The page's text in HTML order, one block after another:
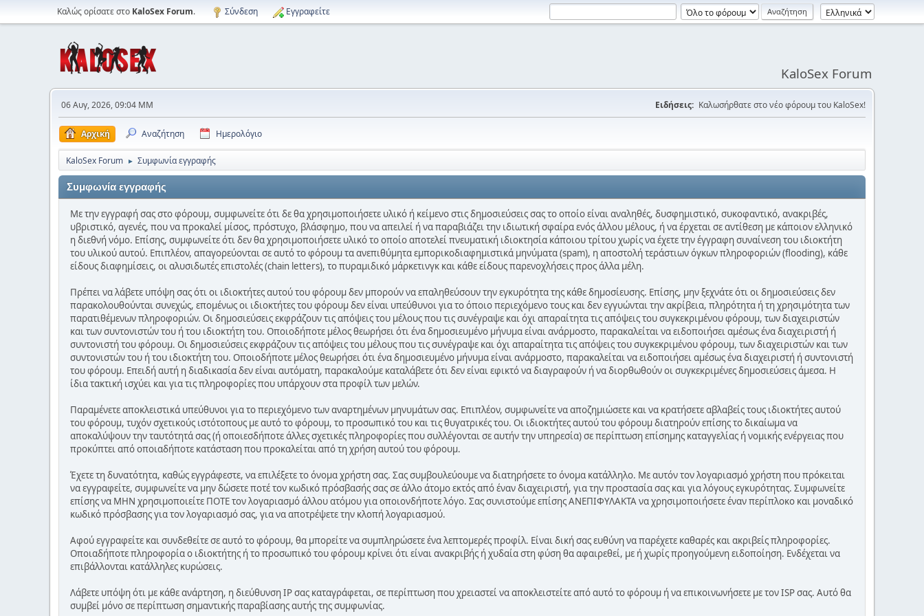
Καλώς ορίσατε στο KaloSex Forum. Σύνδεση Εγγραφείτε
KaloSex Forum
06 Αυγ, 2026, 09:04 ΜΜ Ειδήσεις: Καλωσήρθατε στο νέο φόρουμ του KaloSex!
Αρχική Αναζήτηση Ημερολόγιο
KaloSex Forum ► Συμφωνία εγγραφής
Συμφωνία εγγραφής
Με την εγγραφή σας στο φόρουμ, συμφωνείτε ότι δε θα χρησιμοποιήσετε υλικό ή κείμενο στις δημοσιεύσεις σας το οποίο είναι αναληθές, δυσφημιστικό, συκοφαντικό, ανακριβές,
υβριστικό, αγενές, που να προκαλεί μίσος, πρόστυχο, βλάσφημο, που να απειλεί ή να παραβιάζει την ιδιωτική σφαίρα ενός άλλου μέλους, ή να έρχεται σε αντίθεση με κάποιον ελληνικό
η διεθνή νόμο. Επίσης, συμφωνείτε ότι δεν θα χρησιμοποιήσετε υλικό το οποίο αποτελεί πνευματική ιδιοκτησία κάποιου τρίτου χωρίς να έχετε την έγγραφη συναίνεση του ιδιοκτήτη
του υλικού αυτού. Επιπλέον, απαγορεύονται σε αυτό το φόρουμ τα ανεπιθύμητα εμπορικοδιαφημιστικά μηνύματα (spam), η αποστολή τεράστιων όγκων πληροφοριών (flooding), κάθε
είδους διαφημίσεις, οι αλυσιδωτές επιστολές (chain letters), το πυραμιδικό μάρκετινγκ και κάθε είδους παρενοχλήσεις προς άλλα μέλη.
Πρέπει να λάβετε υπόψη σας ότι οι ιδιοκτήτες αυτού του φόρουμ δεν μπορούν να επαληθεύσουν την εγκυρότητα της κάθε δημοσίευσης. Επίσης, μην ξεχνάτε ότι οι δημοσιεύσεις δεν
παρακολουθούνται συνεχώς, επομένως οι ιδιοκτήτες του φόρουμ δεν είναι υπεύθυνοι για το όποιο περιεχόμενο τους και δεν εγγυώνται την ακρίβεια, πληρότητα ή τη χρησιμότητα των
παρατιθέμενων πληροφοριών. Οι δημοσιεύσεις εκφράζουν τις απόψεις του μέλους που τις συνέγραψε και όχι απαραίτητα τις απόψεις του συγκεκριμένου φόρουμ, των διαχειριστών
και των συντονιστών του ή του ιδιοκτήτη του. Οποιοδήποτε μέλος θεωρήσει ότι ένα δημοσιευμένο μήνυμα είναι ανάρμοστο, παρακαλείται να ειδοποιήσει αμέσως ένα διαχειριστή ή
συντονιστή του φόρουμ. Οι δημοσιεύσεις εκφράζουν τις απόψεις του μέλους που τις συνέγραψε και όχι απαραίτητα τις απόψεις του συγκεκριμένου φόρουμ, των διαχειριστών και των
συντονιστών του ή του ιδιοκτήτη του. Οποιοδήποτε μέλος θεωρήσει ότι ένα δημοσιευμένο μήνυμα είναι ανάρμοστο, παρακαλείται να ειδοποιήσει αμέσως ένα διαχειριστή ή συντονιστή
του φόρουμ. Επειδή αυτή η διαδικασία δεν είναι αυτόματη, παρακαλούμε καταλάβετε ότι δεν είναι εφικτό να διαγραφούν ή να διορθωθούν οι συγκεκριμένες δημοσιεύσεις άμεσα. Η
ίδια τακτική ισχύει και για τις πληροφορίες που υπάρχουν στα προφίλ των μελών.
Παραμένετε αποκλειστικά υπεύθυνοι για το περιεχόμενο των αναρτημένων μηνυμάτων σας. Επιπλέον, συμφωνείτε να αποζημιώσετε και να κρατήσετε αβλαβείς τους ιδιοκτήτες αυτού
του φόρουμ, τυχόν σχετικούς ιστότοπους με αυτό το φόρουμ, το προσωπικό του και τις θυγατρικές του. Οι ιδιοκτήτες αυτού του φόρουμ διατηρούν επίσης το δικαίωμα να
αποκαλύψουν την ταυτότητά σας (ή οποιεσδήποτε άλλες σχετικές πληροφορίες που συλλέγονται σε αυτήν την υπηρεσία) σε περίπτωση επίσημης καταγγελίας ή νομικής ενέργειας που
προκύπτει από οποιαδήποτε κατάσταση που προκαλείται από τη χρήση αυτού του φόρουμ.
Έχετε τη δυνατότητα, καθώς εγγράφεστε, να επιλέξετε το όνομα χρήστη σας. Σας συμβουλεύουμε να διατηρήσετε το όνομα κατάλληλο. Με αυτόν τον λογαριασμό χρήστη που πρόκειται
να εγγραφείτε, συμφωνείτε να μην δώσετε ποτέ τον κωδικό πρόσβασής σας σε άλλο άτομο εκτός από έναν διαχειριστή, για την προστασία σας και για λόγους εγκυρότητας. Συμφωνείτε
επίσης να ΜΗΝ χρησιμοποιείτε ΠΟΤΕ τον λογαριασμό άλλου ατόμου για οποιονδήποτε λόγο. Σας συνιστούμε επίσης ΑΝΕΠΙΦΥΛΑΚΤΑ να χρησιμοποιήσετε έναν περίπλοκο και μοναδικό
κωδικό πρόσβασης για τον λογαριασμό σας, για να αποτρέψετε την κλοπή λογαριασμού.
Αφού εγγραφείτε και συνδεθείτε σε αυτό το φόρουμ, θα μπορείτε να συμπληρώσετε ένα λεπτομερές προφίλ. Είναι δική σας ευθύνη να παρέχετε καθαρές και ακριβείς πληροφορίες.
Οποιαδήποτε πληροφορία ο ιδιοκτήτης ή το προσωπικό του φόρουμ κρίνει ότι είναι ανακριβής ή χυδαία στη φύση θα αφαιρεθεί, με ή χωρίς προηγούμενη ειδοποίηση. Ενδέχεται να
επιβάλλονται κατάλληλες κυρώσεις.
Λάβετε υπόψη ότι με κάθε ανάρτηση, η διεύθυνση IP σας καταγράφεται, σε περίπτωση που χρειαστεί να αποκλειστείτε από αυτό το φόρουμ ή να επικοινωνήσετε με τον ISP σας. Αυτό θα
συμβεί μόνο σε περίπτωση σημαντικής παραβίασης αυτής της συμφωνίας.